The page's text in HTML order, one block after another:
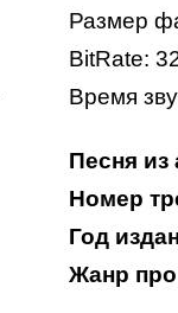
Размер
BitRate:
Время
Песня из
Номер
Год
Жанр